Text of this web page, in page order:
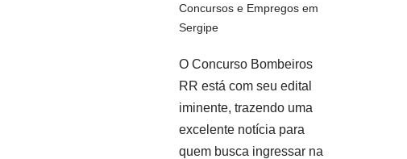
Concursos e Empregos em
Sergipe
O Concurso Bombeiros
RR está com seu edital
iminente, trazendo uma
excelente notícia para
quem busca ingressar na